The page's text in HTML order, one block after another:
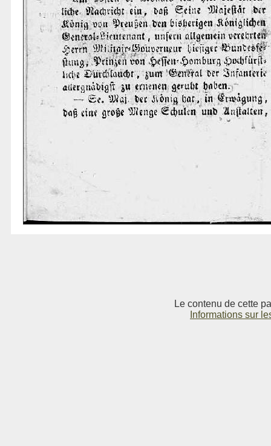
Le contenu de cette
Informations sur